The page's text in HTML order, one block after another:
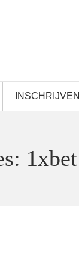
INSCHRIJVEN
1xbet